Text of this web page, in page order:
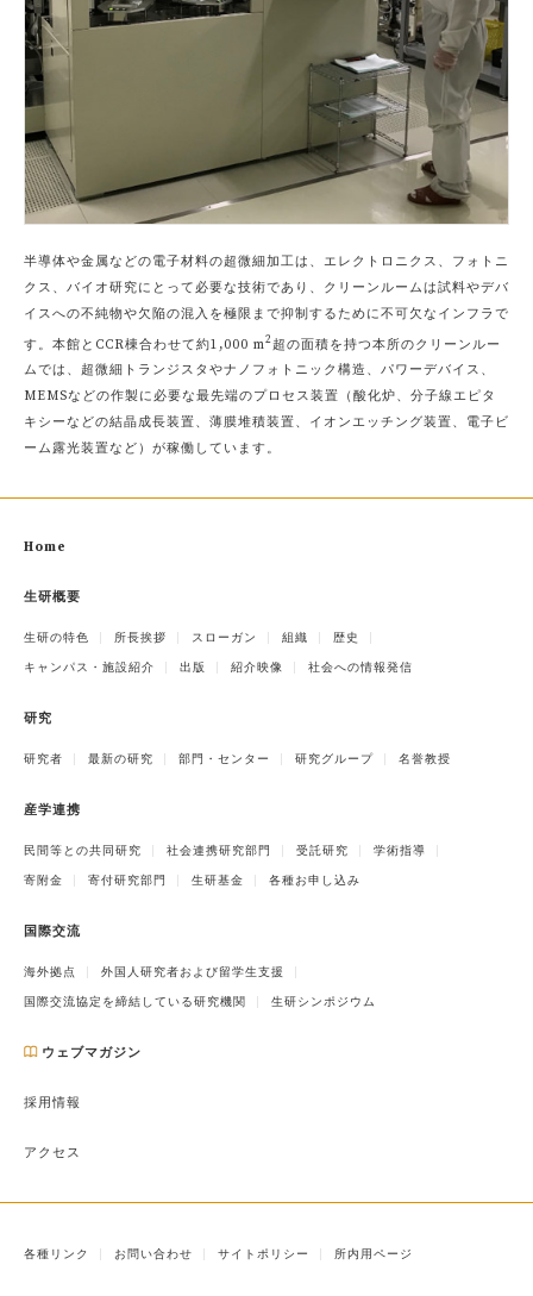
半導体や金属などの電子材料の超微細加工は、エレクトロニクス、フォトニ
クス、バイオ研究にとって必要な技術であり、クリーンルームは試料やデバ
イスへの不純物や欠陥の混入を極限まで抑制するために不可欠なインフラで
す。本館とCCR棟合わせて約1,000 m2超の面積を持つ本所のクリーンルー
ムでは、超微細トランジスタやナノフォトニック構造、パワーデバイス、
MEMSなどの作製に必要な最先端のプロセス装置（酸化炉、分子線エピタ
キシーなどの結晶成長装置、薄膜堆積装置、イオンエッチング装置、電子ビ
ーム露光装置など）が稼働しています。
Home
生研概要
生研の特色 所長挨拶 スローガン 組織 歴史
キャンパス・施設紹介 出版 紹介映像 社会への情報発信
研究
研究者 最新の研究 部門・センター 研究グループ 名誉教授
産学連携
民間等との共同研究 社会連携研究部門 受託研究 学術指導
寄附金 寄付研究部門 生研基金 各種お申し込み
国際交流
海外拠点 外国人研究者および留学生支援
国際交流協定を締結している研究機関 生研シンポジウム
ウェブマガジン
採用情報
アクセス
各種リンク お問い合わせ サイトポリシー 所内用ページ